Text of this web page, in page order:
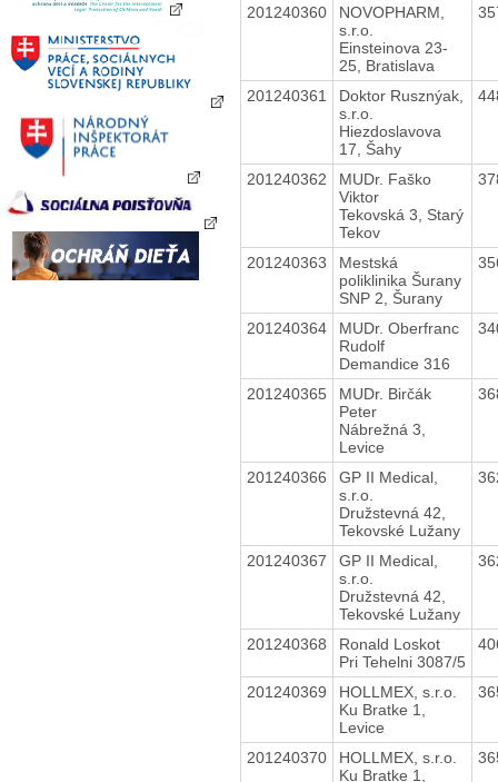
201240360
NOVOPHARM,
s.r.o.
Einsteinova 23-
25, Bratislava
201240361
Doktor Rusznýak,
s.r.o.
Hiezdoslavova
17, Šahy
201240362
MUDr. Faško
Viktor
Tekovská 3, Starý
Tekov
201240363
Mestská
poliklinika Šurany
SNP 2, Šurany
201240364
MUDr. Oberfranc
Rudolf
Demandice 316
201240365
MUDr. Birčák
Peter
Nábrežná 3,
Levice
201240366
GP II Medical,
s.r.o.
Družstevná 42,
Tekovské Lužany
201240367
GP II Medical,
s.r.o.
Družstevná 42,
Tekovské Lužany
201240368
Ronald Loskot
Pri Tehelni 3087/5
201240369
HOLLMEX, s.r.o.
Ku Bratke 1,
Levice
201240370
HOLLMEX, s.r.o.
Ku Bratke 1,